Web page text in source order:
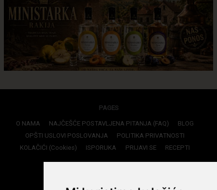
PAGES
O NAMA NAJČEŠĆE POSTAVLJENA PITANJA (FAQ)
BLOG
OPŠTI USLOVI POSLOVANJA
POLITIKA PRIVATNOSTI
KOLAČIĆI (Cookies)
ISPORUKA PRIJAVI SE RECEPTI